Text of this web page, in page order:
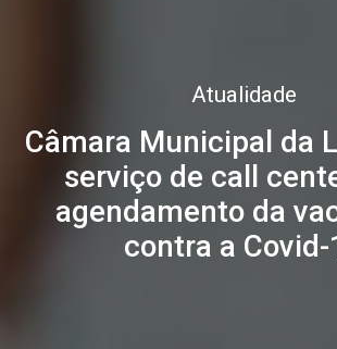
Atualidade
Câmara Municipal da
serviço de call
agendamento da
contra a Covid-